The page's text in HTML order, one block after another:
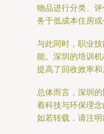
物品进行分类、
务于低成本住房
与此同时，职业
能。深圳的培训
提高了回收效率
总体而言，深圳
着科技与环保理
如若转载，请注